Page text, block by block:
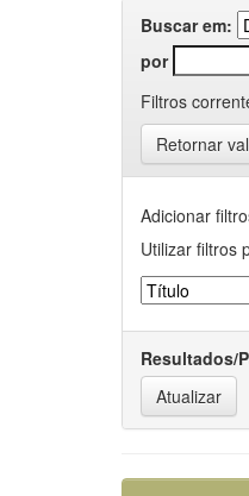
Buscar em:
por
Filtros
Retornar
Adicionar
Utilizar filtros
Resultados/